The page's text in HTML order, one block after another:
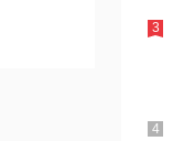
3
4